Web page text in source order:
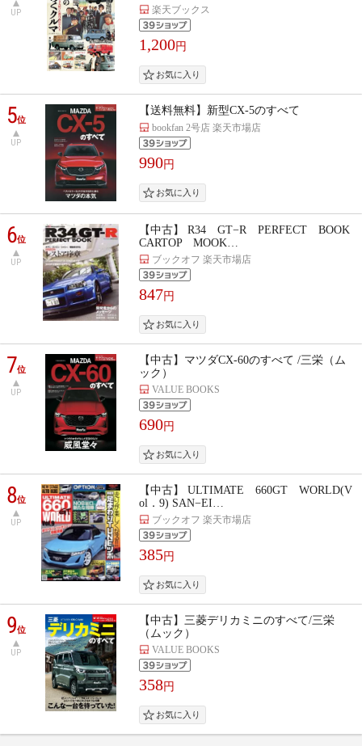
UP 楽天ブックス
1,200円
5位
UP
【送料無料】新型CX-5のすべて
bookfan 2号店 楽天市場店
990円
6位
UP
【中古】 R34 GT−R PERFECT BOOK
CARTOP MOOK…
ブックオフ 楽天市場店
847円
7位
UP
【中古】マツダCX-60のすべて /三栄（ム
ック）
VALUE BOOKS
690円
8位
UP
【中古】 ULTIMATE 660GT WORLD(V
ol．9) SAN−EI…
ブックオフ 楽天市場店
385円
9位
UP
【中古】三菱デリカミニのすべて/三栄
（ムック）
VALUE BOOKS
358円